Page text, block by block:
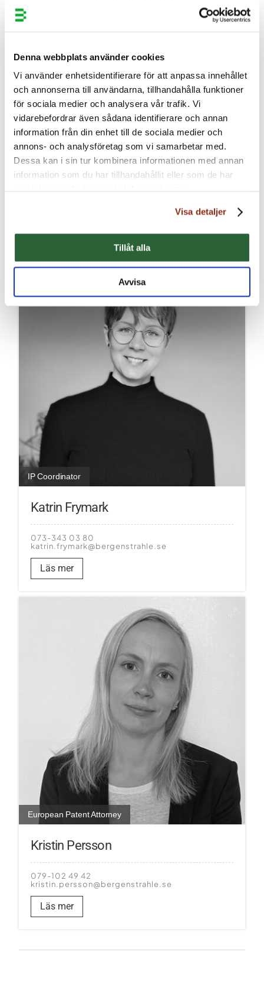
Denna webbplats använder cookies
Vi använder enhetsidentifierare för att anpassa innehållet
och annonserna till användarna, tillhandahålla funktioner
för sociala medier och analysera vår trafik. Vi
vidarebefordrar även sådana identifierare och annan
information från din enhet till de sociala medier och
annons- och analysföretag som vi samarbetar med.
Dessa kan i sin tur kombinera informationen med annan
information som du har tillhandahållit eller som de har
Visa detaljer
Tillåt alla
Avvisa
Karolina Wiktorson
karolina.wiktorson@bergenstrahle.se
Läs mer
IP Coordinator
Katrin Frymark
073-343 03 80
katrin.frymark@bergenstrahle.se
Läs mer
European Patent Attorney
Kristin Persson
079-102 49 42
kristin.persson@bergenstrahle.se
Läs mer